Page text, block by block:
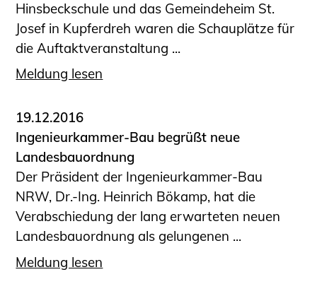
Hinsbeckschule und das Gemeindeheim St.
Josef in Kupferdreh waren die Schauplätze für
die Auftaktveranstaltung ...
Meldung lesen
19.12.2016
Ingenieurkammer-Bau begrüßt neue
Landesbauordnung
Der Präsident der Ingenieurkammer-Bau
NRW, Dr.-Ing. Heinrich Bökamp, hat die
Verabschiedung der lang erwarteten neuen
Landesbauordnung als gelungenen ...
Meldung lesen